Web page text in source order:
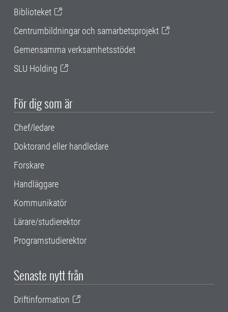
Biblioteket
Centrumbildningar och samarbetsprojekt
Gemensamma verksamhetsstödet
SLU Holding
För dig som är
Chef/ledare
Doktorand eller handledare
Forskare
Handläggare
Kommunikatör
Lärare/studierektor
Programstudierektor
Senaste nytt från
Driftinformation